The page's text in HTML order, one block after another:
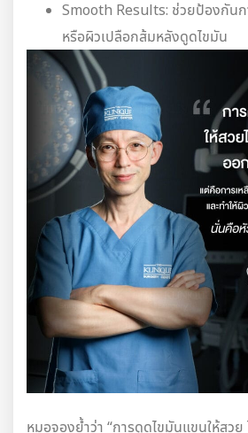
Smooth Results: ช่วยป้องกันก
หรือผิวเปลือกส้มหลังดูดไขมัน
หมอจองย้ำว่า “การดูดไขมันแขนให้สวย